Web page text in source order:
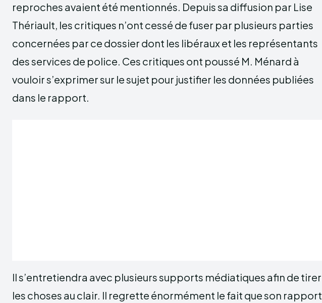
reproches avaient été mentionnés. Depuis sa diffusion par Lise
Thériault, les critiques n’ont cessé de fuser par plusieurs parties
concernées par ce dossier dont les libéraux et les représentants
des services de police. Ces critiques ont poussé M. Ménard à
vouloir s’exprimer sur le sujet pour justifier les données publiées
dans le rapport.
Il s’entretiendra avec plusieurs supports médiatiques afin de tirer
les choses au clair. Il regrette énormément le fait que son rapport